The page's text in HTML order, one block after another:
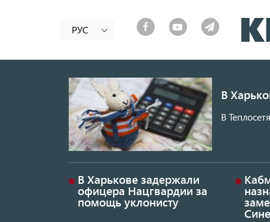
РУС
В
В
В Харькове задержали
офицера Нацгвардии за
помощь уклонисту